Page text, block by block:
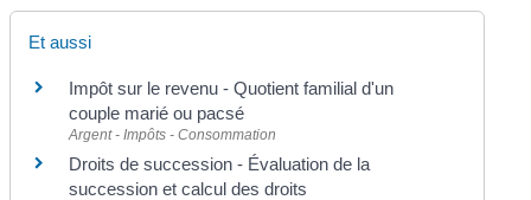
Et aussi
Impôt sur le revenu - Quotient familial d'un
couple marié ou pacsé
Argent - Impôts - Consommation
Droits de succession - Évaluation de la
succession et calcul des droits